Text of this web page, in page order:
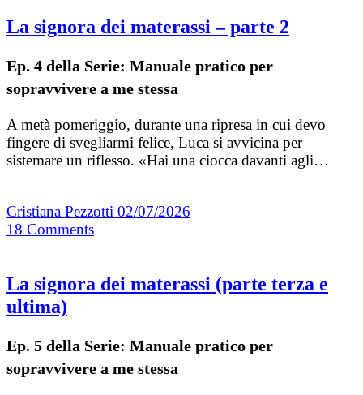
La signora dei materassi – parte 2
Ep. 4 della Serie: Manuale pratico per
sopravvivere a me stessa
A metà pomeriggio, durante una ripresa in cui devo
fingere di svegliarmi felice, Luca si avvicina per
sistemare un riflesso. «Hai una ciocca davanti agli…
Cristiana Pezzotti 02/07/2026
18 Comments
La signora dei materassi (parte terza e
ultima)
Ep. 5 della Serie: Manuale pratico per
sopravvivere a me stessa